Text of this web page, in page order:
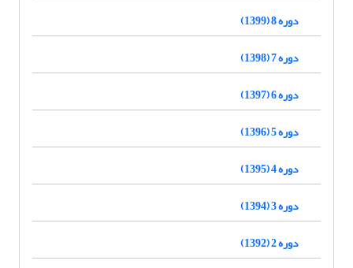
دوره 8 (1399)
دوره 7 (1398)
دوره 6 (1397)
دوره 5 (1396)
دوره 4 (1395)
دوره 3 (1394)
دوره 2 (1392)